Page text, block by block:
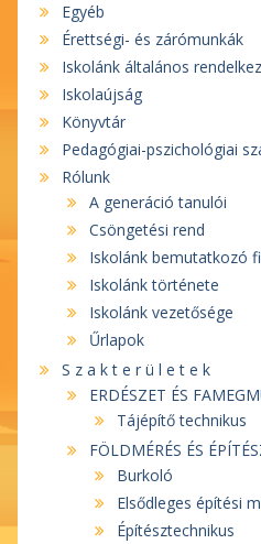
Egyéb
Érettségi- és zárómunkák
Iskolánk általános
Iskolaújság
Könyvtár
Pedagógiai-pszichológiai
Rólunk
A generáció tanulói
Csöngetési rend
Iskolánk bemutatkozó
Iskolánk története
Iskolánk vezetősége
Űrlapok
S z a k t e r ü l e t e k
ERDÉSZET ÉS
Tájépítő technikus
FÖLDMÉRÉS ÉS
Burkoló
Elsődleges építési
Építésztechnikus